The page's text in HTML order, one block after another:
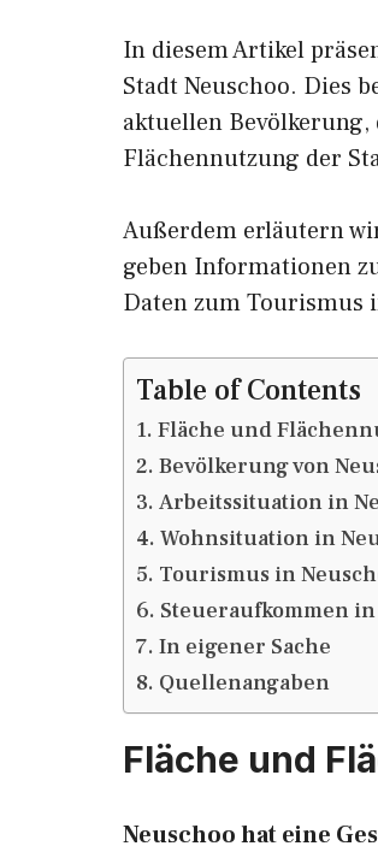
In diesem Artikel
Stadt Neuschoo. Dies
aktuellen
Flächennutzung der
Außerdem erläutern
geben Informationen
Daten zum Tourismus
Table of Contents
Fläche und
Bevölkerung von
Arbeitssituation in
Wohnsituation in
Tourismus in
Steueraufkommen
In eigener Sache
Quellenangaben
Fläche und
Neuschoo hat eine